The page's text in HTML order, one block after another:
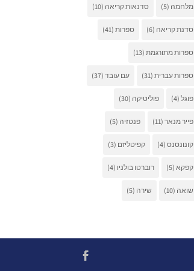
מלחמה (5) סדנאות קריאה (10)
סדנת קריאה (6) ספרות (41)
ספרות מתורגמת (13)
ספרות עברית (31) עם עובד (37)
פוגל (4) פוליטיקה (30)
פייר מנאר (11) פנטזיה (5)
קונונסנס (4) קפיטליזם (3)
קפקא (5) רוברטו בולניו (4)
שואה (10) שירה (5)